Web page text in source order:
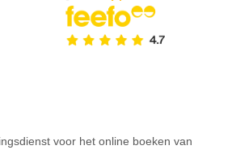
voor het online boeken van